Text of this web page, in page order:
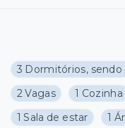
3 Dormitórios, sendo
2 Vagas
1 Cozinha
1 Sala de estar
1